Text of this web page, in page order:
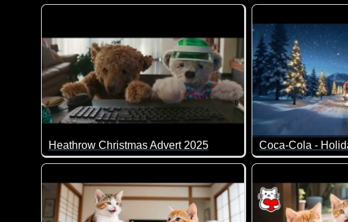
An Weihnachten merken viele von uns, wie wundervoll ein
Das ist eine
Heathrow Christmas Advert 2025
Wir kennen diese Bärchen-Weihnachts-Videos schon aus
Coca-Cola -
Ein tolles